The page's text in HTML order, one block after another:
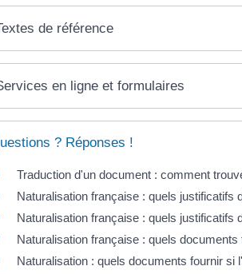
de référence
en ligne et formulaires
? Réponses !
Traduction d'un document : comment
Naturalisation française : quels justificatifs
Naturalisation française : quels justificatifs
Naturalisation française : quels
Naturalisation : quels documents fournir si